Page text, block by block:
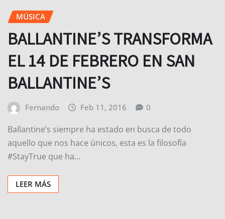
MÚSICA
BALLANTINE’S TRANSFORMA
EL 14 DE FEBRERO EN SAN
BALLANTINE’S
Fernando Feb 11, 2016 0
Ballantine’s siempre ha estado en busca de todo
aquello que nos hace únicos, esta es la filosofía
#StayTrue que ha…
LEER MÁS